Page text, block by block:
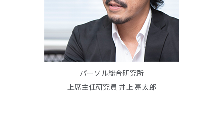
パーソル総合研究所
上席主任研究員 井上 亮太郎